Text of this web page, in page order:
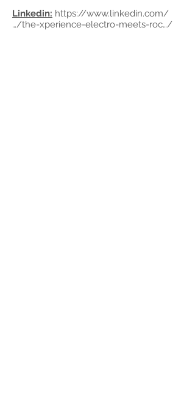
Linkedin: https://www.linkedin.com/
…/the-xperience-electro-meets-roc…/